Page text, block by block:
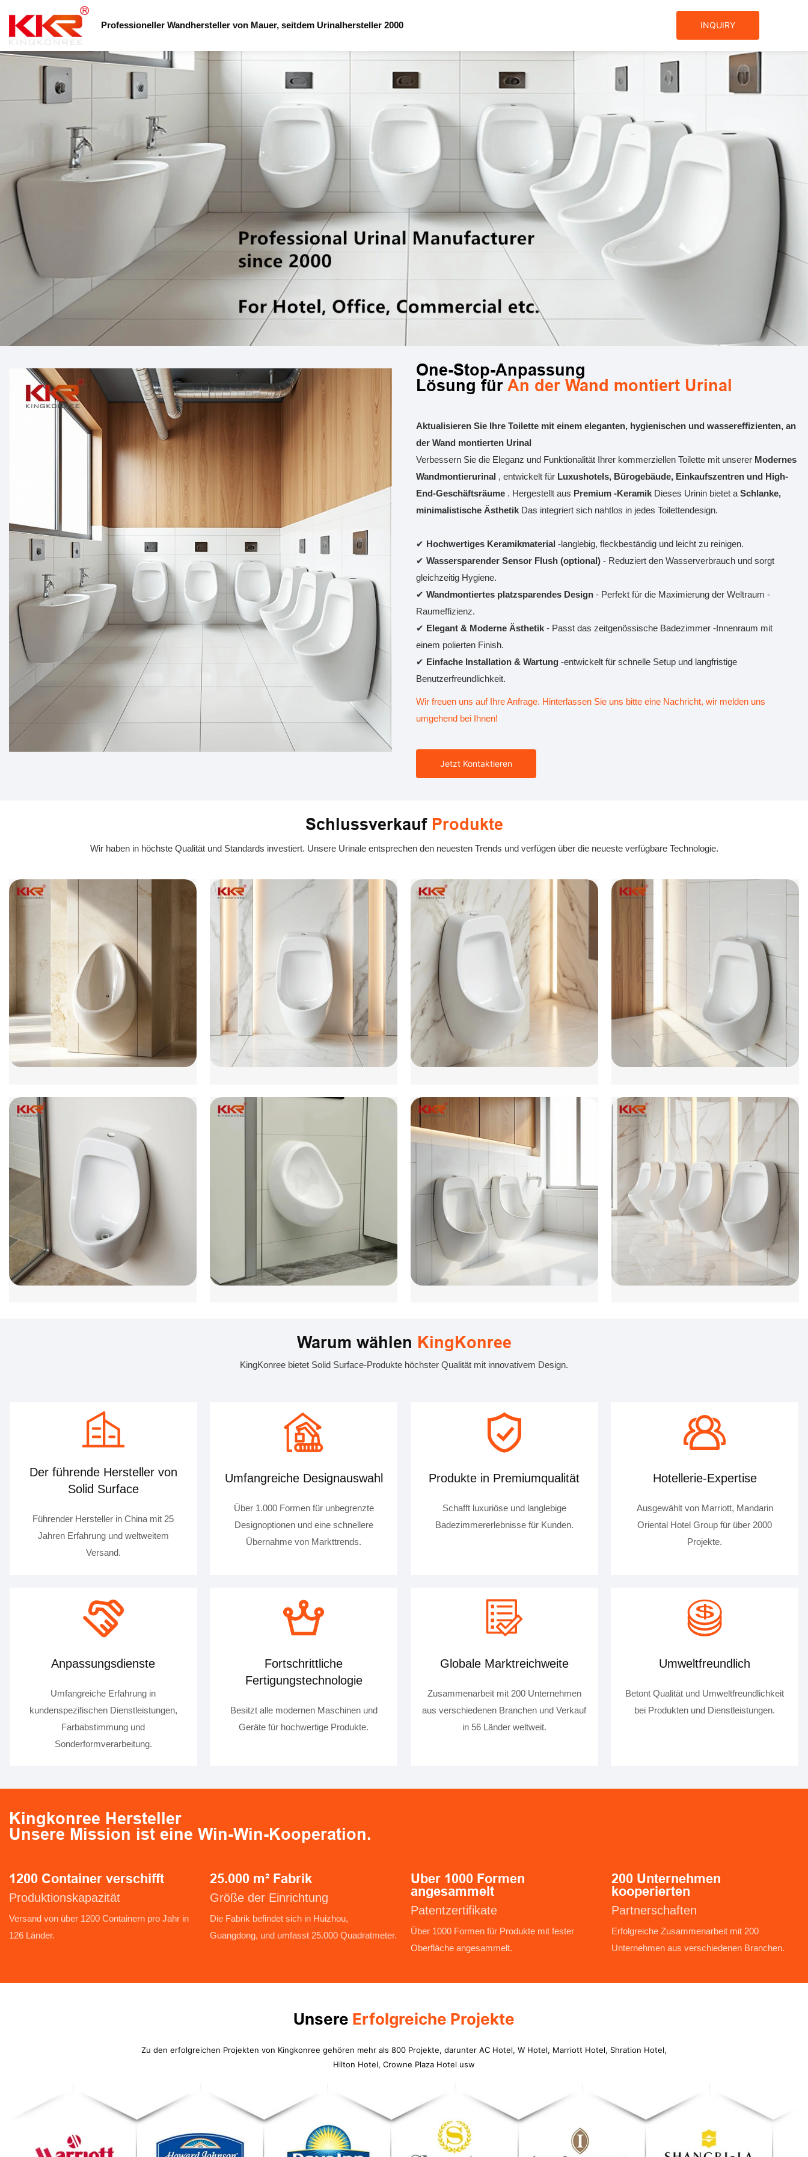
Professioneller Wandhersteller von Mauer, seitdem Urinalhersteller 2000 INQUIRY
One-Stop-Anpassung
Lösung fürAn der Wand montiert Urinal
Aktualisieren Sie Ihre Toilette mit einem eleganten, hygienischen und wassereffizienten, an
der Wand montierten Urinal
Verbessern Sie die Eleganz und Funktionalität Ihrer kommerziellen Toilette mit unserer Modernes
Wandmontierurinal , entwickelt für Luxushotels, Bürogebäude, Einkaufszentren und High-
End-Geschäftsräume . Hergestellt aus Premium -Keramik Dieses Urinin bietet aSchlanke,
minimalistische Ästhetik Das integriert sich nahtlos in jedes Toilettendesign.
✔ Hochwertiges Keramikmaterial-langlebig, fleckbeständig und leicht zu reinigen.
✔Wassersparender Sensor Flush (optional)- Reduziert den Wasserverbrauch und sorgt
gleichzeitig Hygiene.
✔Wandmontiertes platzsparendes Design- Perfekt für die Maximierung der Weltraum -
Raumeffizienz.
✔ Elegant & Moderne Ästhetik- Passt das zeitgenössische Badezimmer -Innenraum mit
einem polierten Finish.
✔ Einfache Installation & Wartung-entwickelt für schnelle Setup und langfristige
Benutzerfreundlichkeit.
Wir freuen uns auf Ihre Anfrage. Hinterlassen Sie uns bitte eine Nachricht, wir melden uns
umgehend bei Ihnen!
Jetzt Kontaktieren
Schlussverkauf Produkte
Wir haben in höchste Qualität und Standards investiert. Unsere Urinale entsprechen den neuesten Trends und verfügen über die neueste verfügbare Technologie.
Warum wählen KingKonree
KingKonree bietet Solid Surface-Produkte höchster Qualität mit innovativem Design.
Der führende Hersteller von
Solid Surface
Führender Hersteller in China mit 25
Jahren Erfahrung und weltweitem
Versand.
Umfangreiche Designauswahl
Über 1.000 Formen für unbegrenzte
Designoptionen und eine schnellere
Übernahme von Markttrends.
Produkte in Premiumqualität
Schafft luxuriöse und langlebige
Badezimmererlebnisse für Kunden.
Hotellerie-Expertise
Ausgewählt von Marriott, Mandarin
Oriental Hotel Group für über 2000
Projekte.
Anpassungsdienste
Umfangreiche Erfahrung in
kundenspezifischen Dienstleistungen,
Farbabstimmung und
Sonderformverarbeitung.
Fortschrittliche
Fertigungstechnologie
Besitzt alle modernen Maschinen und
Geräte für hochwertige Produkte.
Globale Marktreichweite
Zusammenarbeit mit 200 Unternehmen
aus verschiedenen Branchen und Verkauf
in 56 Länder weltweit.
Umweltfreundlich
Betont Qualität und Umweltfreundlichkeit
bei Produkten und Dienstleistungen.
Kingkonree Hersteller
Unsere Mission ist eine Win-Win-Kooperation.
1200 Container verschifft
Produktionskapazität
︎Versand von über 1200 Containern pro Jahr in
126 Länder.
25.000m² Fabrik
Größe der Einrichtung
︎Die Fabrik befindet sich in Huizhou,
Guangdong, und umfasst 25.000 Quadratmeter.
Über 1000Formen
angesammelt
Patentzertifikate
︎Über 1000 Formen für Produkte mit fester
Oberfläche angesammelt.
200Unternehmen
kooperierten
Partnerschaften
︎Erfolgreiche Zusammenarbeit mit 200
Unternehmen aus verschiedenen Branchen.
Unsere Erfolgreiche Projekte
Zu den erfolgreichen Projekten von Kingkonree gehören mehr als 800 Projekte, darunter AC Hotel, W Hotel, Marriott Hotel, Shration Hotel,
Hilton Hotel, Crowne Plaza Hotel usw